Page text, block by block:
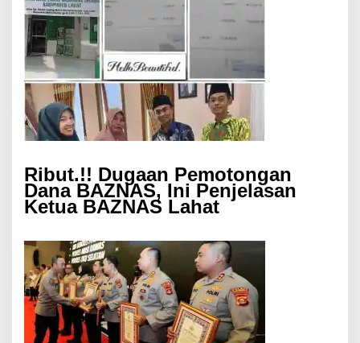
Ribut.!! Dugaan Pemotongan
Dana BAZNAS, Ini Penjelasan
Ketua BAZNAS Lahat